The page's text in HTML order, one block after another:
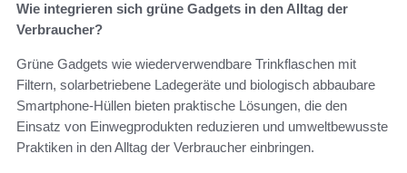
Wie integrieren sich grüne Gadgets in den Alltag der
Verbraucher?
Grüne Gadgets wie wiederverwendbare Trinkflaschen mit
Filtern, solarbetriebene Ladegeräte und biologisch abbaubare
Smartphone-Hüllen bieten praktische Lösungen, die den
Einsatz von Einwegprodukten reduzieren und umweltbewusste
Praktiken in den Alltag der Verbraucher einbringen.